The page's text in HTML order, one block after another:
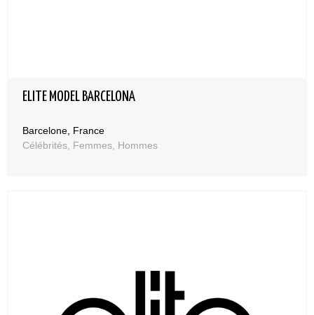
ELITE MODEL BARCELONA
Barcelone, France
Célébrités, Femmes, Hommes